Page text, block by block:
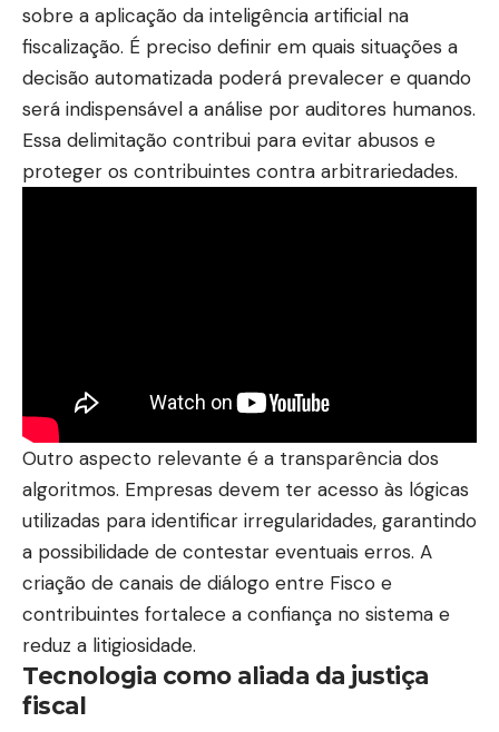
sobre a aplicação da inteligência artificial na
fiscalização. É preciso definir em quais situações a
decisão automatizada poderá prevalecer e quando
será indispensável a análise por auditores humanos.
Essa delimitação contribui para evitar abusos e
proteger os contribuintes contra arbitrariedades.
Outro aspecto relevante é a transparência dos
algoritmos. Empresas devem ter acesso às lógicas
utilizadas para identificar irregularidades, garantindo
a possibilidade de contestar eventuais erros. A
criação de canais de diálogo entre Fisco e
contribuintes fortalece a confiança no sistema e
reduz a litigiosidade.
Tecnologia como aliada da justiça
fiscal